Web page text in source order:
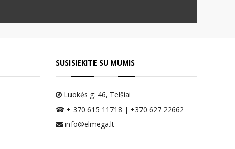
SUSISIEKITE SU MUMIS
Luokės g. 46, Telšiai
☎ + 370 615 11718 | +370 627 22662
info@elmega.lt